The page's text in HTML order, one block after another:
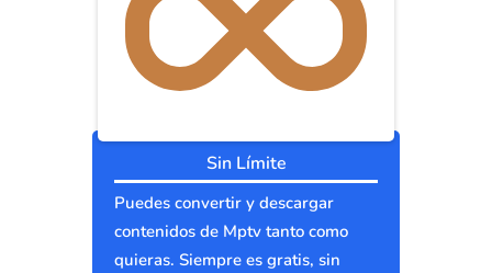
Sin Límite
Puedes convertir y descargar
contenidos de Mptv tanto como
quieras. Siempre es gratis, sin